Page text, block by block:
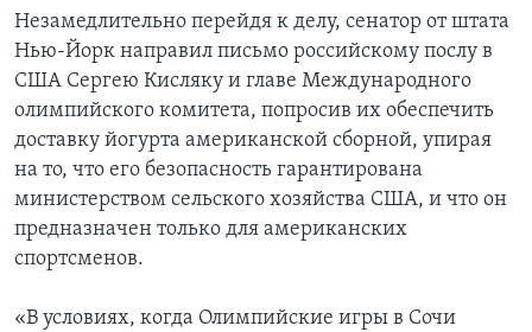
Незамедлительно перейдя к делу, сенатор от штата
Нью-Йорк направил письмо российскому послу в
США Сергею Кисляку и главе Международного
олимпийского комитета, попросив их обеспечить
доставку йогурта американской сборной, упирая
на то, что его безопасность гарантирована
министерством сельского хозяйства США, и что он
предназначен только для американских
спортсменов.
«В условиях, когда Олимпийские игры в Сочи